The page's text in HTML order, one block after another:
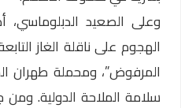
وعلى الصعيد الدبلوماسي،
الهجوم على ناقلة الغاز
المرفوض”، ومحملة طهران
سلامة الملاحة الدولية. ومن